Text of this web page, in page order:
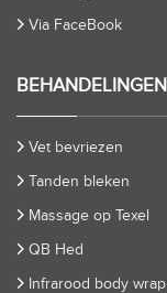
Via FaceBook
BEHANDELINGEN
Vet bevriezen
Tanden bleken
Massage op Texel
QB Hed
Infrarood body wrap